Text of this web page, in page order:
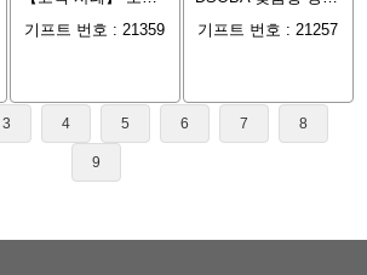
기프트 번호 : 21359
기프트 번호 : 21257
3 4 5 6 7 8
9